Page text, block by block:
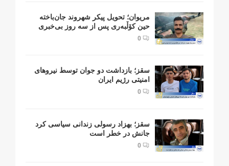
مریوان؛ تحویل پیکر شهروند جان‌باخته
حین کۆڵبەری پس از سە روز بی‌خبری
0
سقز؛ بازداشت دو جوان توسط نیروهای
امنیتی رژیم ایران
0
سقز؛ بهزاد رسولی زندانی سیاسی کرد
جانش در خطر است
0